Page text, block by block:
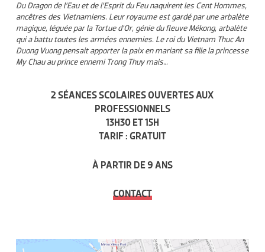
Du Dragon de l’Eau et de l’Esprit du Feu naquirent les Cent Hommes,
ancêtres des Vietnamiens. Leur royaume est gardé par une arbalète
magique, léguée par la Tortue d’Or, génie du fleuve Mékong, arbalète
qui a battu toutes les armées ennemies. Le roi du Vietnam Thuc An
Duong Vuong pensait apporter la paix en mariant sa fille la princesse
My Chau au prince ennemi Trong Thuy mais…
2 SÉANCES SCOLAIRES OUVERTES AUX
PROFESSIONNELS
13H30 ET 15H
TARIF : GRATUIT
À PARTIR DE 9 ANS
CONTACT